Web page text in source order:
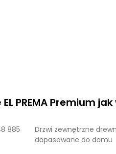
PREMA Premium
885
Drzwi zewnętrzne
dopasowane do domu